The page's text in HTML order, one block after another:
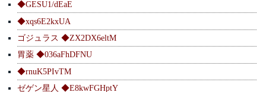
◆GESU1/dEaE
◆xqs6E2kxUA
ゴジュラス ◆ZX2DX6eltM
胃薬 ◆036aFhDFNU
◆rnuK5PIvTM
ゼゲン星人 ◆E8kwFGHptY